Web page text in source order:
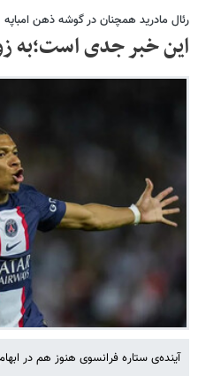
رئال مادرید همچنان در گوشه ذهن امباپه
این خبر جدی است؛به
آینده‌ی ستاره فرانسوی هنوز هم در